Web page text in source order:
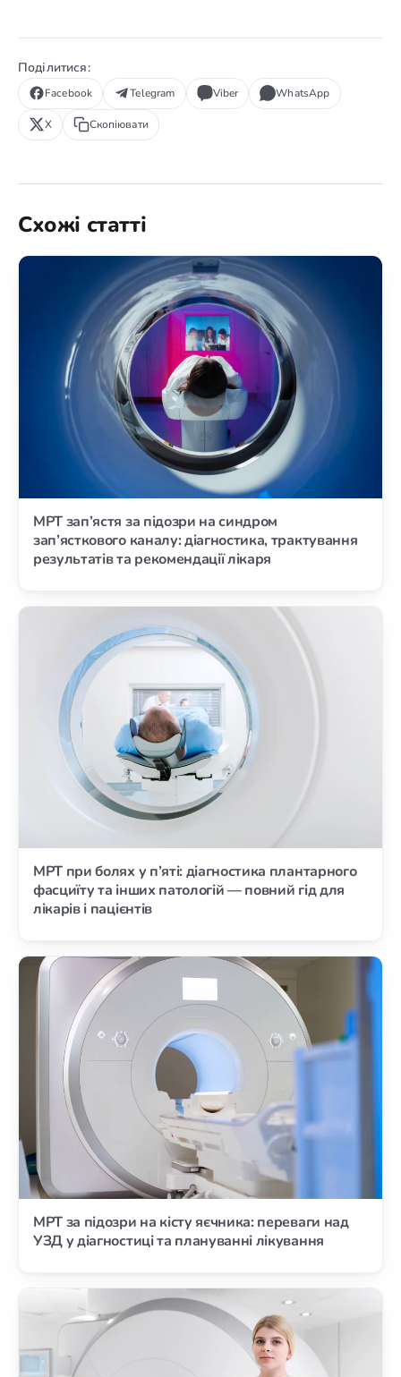
Поділитися:
Facebook Telegram Viber WhatsApp
X Скопіювати
Схожі статті
МРТ зап’ястя за підозри на синдром
зап’ясткового каналу: діагностика, трактування
результатів та рекомендації лікаря
МРТ при болях у п’яті: діагностика плантарного
фасциїту та інших патологій — повний гід для
лікарів і пацієнтів
МРТ за підозри на кісту яєчника: переваги над
УЗД у діагностиці та плануванні лікування